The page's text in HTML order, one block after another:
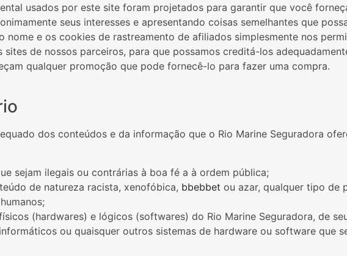
usados ​​por este site foram projetados para garantir que você
seus interesses e apresentando coisas semelhantes que
nome e os cookies de rastreamento de afiliados simplesmente nos
sites de nossos parceiros, para que possamos creditá-los
qualquer promoção que pode fornecê-lo para fazer uma compra.
dos conteúdos e da informação que o Rio Marine Seguradora
sejam ilegais ou contrárias à boa fé a à ordem pública;
de natureza racista, xenofóbica, bbebbet ou azar, qualquer tipo de
(hardwares) e lógicos (softwares) do Rio Marine Seguradora, de
ou quaisquer outros sistemas de hardware ou software que